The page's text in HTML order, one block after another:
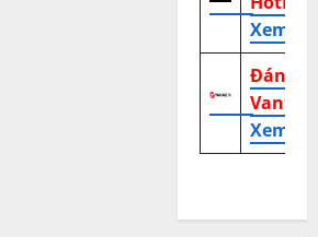
Xem
Đánh
Xem